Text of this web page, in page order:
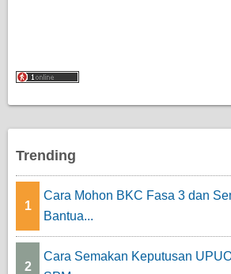
Trending
1
Cara Mohon BKC Fasa 3 dan
Bantua...
2
Cara Semakan Keputusan